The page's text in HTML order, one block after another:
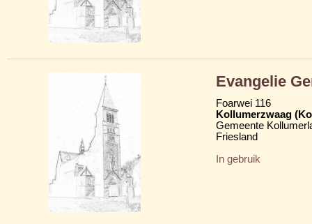
Evangelie
Foarwei 116
Kollumerzwaag
Gemeente
Friesland
In gebruik